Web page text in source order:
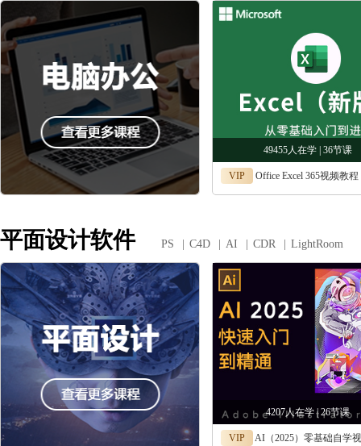
49455人在学 | 36节课
VIP Office Excel 365视频教程，Excel
平面设计软件 PS C4D AI CDR LightRoom
4207人在学 | 26节课
VIP AI（2025）零基础自学视频教程，入门到精